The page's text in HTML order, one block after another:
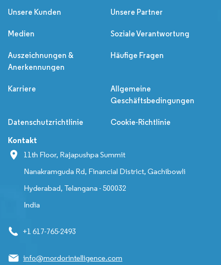
Unsere Kunden Unsere Partner
Medien Soziale Verantwortung
Auszeichnungen &
Anerkennungen
Häufige Fragen
Karriere
Allgemeine
Geschäftsbedingungen
Datenschutzrichtlinie Cookie-Richtlinie
Kontakt
11th Floor, Rajapushpa Summit
Nanakramguda Rd, Financial District, Gachibowli
Hyderabad, Telangana - 500032
India
+1 617-765-2493
info@mordorintelligence.com